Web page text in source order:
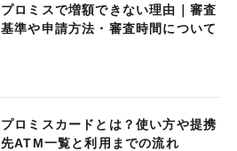
プロミスで増額できない理由｜審査
基準や申請方法・審査時間について
プロミスカードとは？使い方や提携
先ATM一覧と利用までの流れ